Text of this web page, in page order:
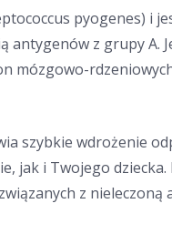
pyogenes) i
z grupy A.
mózgowo-
szybkie wdrożenie
jak i Twojego
z